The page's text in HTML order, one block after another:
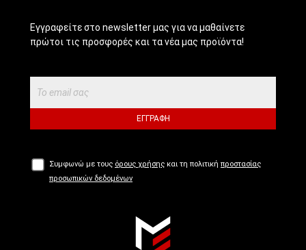
Εγγραφείτε στο newsletter μας για να μαθαίνετε
πρώτοι τις προσφορές και τα νέα μας προϊόντα!
ΕΓΓΡΑΦΉ
Συμφωνώ με τους όρους χρήσης και τη πολιτική προστασίας
προσωπικών δεδομένων